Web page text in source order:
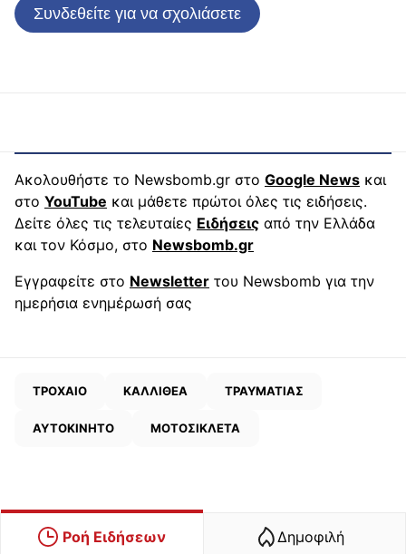
Συνδεθείτε για να σχολιάσετε
Ακολουθήστε το Newsbomb.gr στο Google News και
στο YouTube και μάθετε πρώτοι όλες τις ειδήσεις.
Δείτε όλες τις τελευταίες Ειδήσεις από την Ελλάδα
και τον Κόσμο, στο Newsbomb.gr
Εγγραφείτε στο Newsletter του Newsbomb για την
ημερήσια ενημέρωσή σας
ΤΡΟΧΑΙΟ ΚΑΛΛΙΘΕΑ ΤΡΑΥΜΑΤΙΑΣ
ΑΥΤΟΚΙΝΗΤΟ ΜΟΤΟΣΙΚΛΕΤΑ
Ροή Ειδήσεων Δημοφιλή